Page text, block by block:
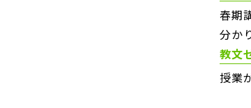
春期
分か
教文
授業